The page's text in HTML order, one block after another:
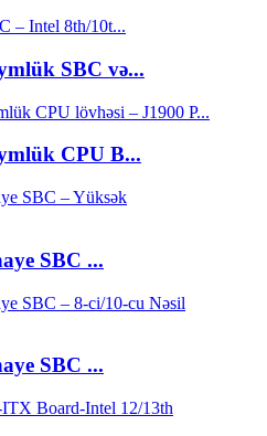
SBC və...
CPU B...
SBC ...
SBC ...